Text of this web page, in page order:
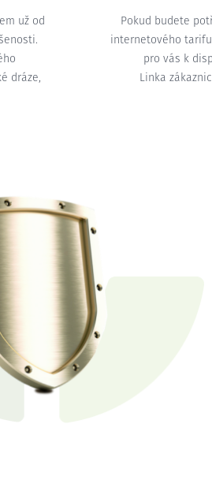
už od
dráze,
Pokud budete
internetového
pro vás k
Linka